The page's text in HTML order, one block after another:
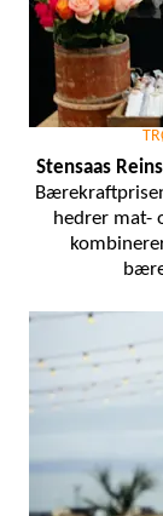
Stensaas
hedrer mat-